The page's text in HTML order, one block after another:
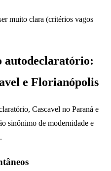
muito clara (critérios vagos
autodeclaratório:
e Florianópolis
Cascavel no Paraná e
sinônimo de modernidade e